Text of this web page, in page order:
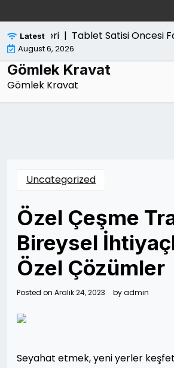
to
content
Latest
Etkileri |Tablet Satisi Oncesi
August 6, 2026
Gömlek Kravat
Gömlek Kravat
Uncategorized
Özel Çeşme
Bireysel
Özel Çözümler
Posted on Aralık 24, 2023 byadmin
Seyahat etmek, yeni yerler